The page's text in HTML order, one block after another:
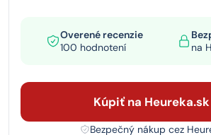
Overené recenzie
100 hodnotení
na
Kúpiť na
Bezpečný nákup cez